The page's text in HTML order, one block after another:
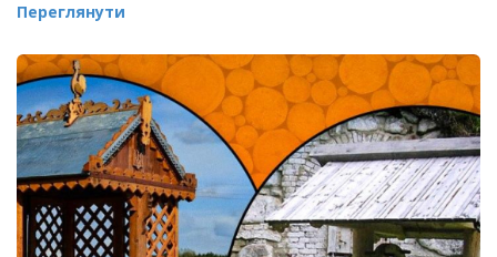
Переглянути